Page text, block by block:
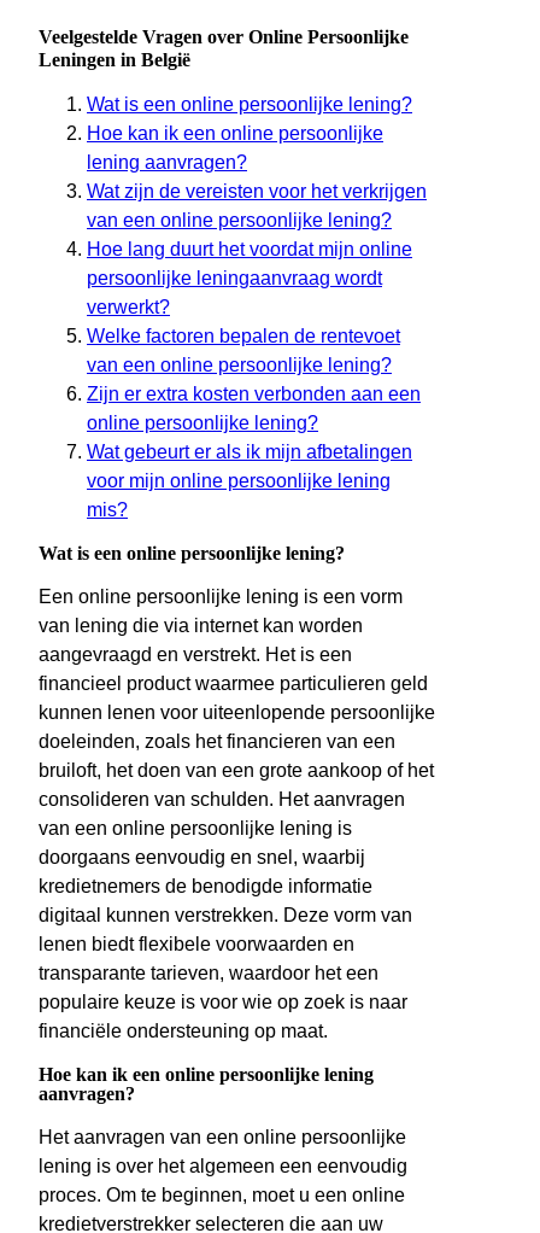
Veelgestelde Vragen over Online Persoonlijke
Leningen in België
Wat is een online persoonlijke lening?
Hoe kan ik een online persoonlijke
lening aanvragen?
Wat zijn de vereisten voor het verkrijgen
van een online persoonlijke lening?
Hoe lang duurt het voordat mijn online
persoonlijke leningaanvraag wordt
verwerkt?
Welke factoren bepalen de rentevoet
van een online persoonlijke lening?
Zijn er extra kosten verbonden aan een
online persoonlijke lening?
Wat gebeurt er als ik mijn afbetalingen
voor mijn online persoonlijke lening
mis?
Wat is een online persoonlijke lening?
Een online persoonlijke lening is een vorm
van lening die via internet kan worden
aangevraagd en verstrekt. Het is een
financieel product waarmee particulieren geld
kunnen lenen voor uiteenlopende persoonlijke
doeleinden, zoals het financieren van een
bruiloft, het doen van een grote aankoop of het
consolideren van schulden. Het aanvragen
van een online persoonlijke lening is
doorgaans eenvoudig en snel, waarbij
kredietnemers de benodigde informatie
digitaal kunnen verstrekken. Deze vorm van
lenen biedt flexibele voorwaarden en
transparante tarieven, waardoor het een
populaire keuze is voor wie op zoek is naar
financiële ondersteuning op maat.
Hoe kan ik een online persoonlijke lening
aanvragen?
Het aanvragen van een online persoonlijke
lening is over het algemeen een eenvoudig
proces. Om te beginnen, moet u een online
kredietverstrekker selecteren die aan uw